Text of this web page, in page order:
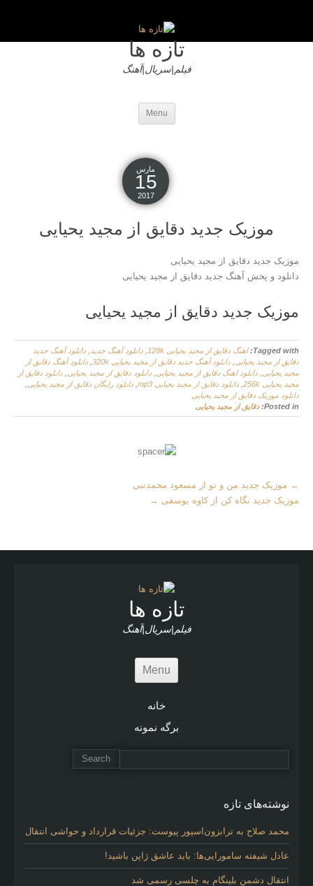
تازه ها
فیلم|سریال|آهنگ
Menu
مارس
15
2017
موزیک جدید دقایق از مجید یحیایی
موزیک جدید دقایق از مجید یحیایی
دانلود و پخش آهنگ جدید دقایق از مجید یحیایی
موزیک جدید دقایق از مجید یحیایی
Tagged with: اهنگ دقایق از مجید یحیایی 128k دانلود آهنگ جدید
دانلود آهنگ جدید
دقایق از مجید یحیایی دانلود آهنگ جدید دقایق از مجید یحیایی 320k
دانلود آهنگ دقایق از
مجید یحیایی دانلود اهنگ دقایق از مجید یحیایی دانلود دقایق از مجید یحیایی دانلود دقایق از
مجید یحیایی 256k
دانلود دقایق از مجید یحیایی mp3 دانلود رایگان دقایق از مجید یحیایی
دانلود موزیک دقایق از مجید یحیایی
Posted in: دقایق از مجید یحیایی
More
Articles
← موزیک جدید من و تو از مسعود محمدنبی
موزیک جدید نگاه کن از کاوه یوسفی →
تازه ها
فیلم|سریال|آهنگ
Menu
خانه
برگه نمونه
نوشته‌های تازه
محمد صلاح به ترابزون‌اسپور پیوست: جزئیات قرارداد و حواشی انتقال
عادل شیفته سامورایی‌ها: باید عاشق ژاپن باشید!
انتقال دشمن بلینگام به چلسی رسمی شد